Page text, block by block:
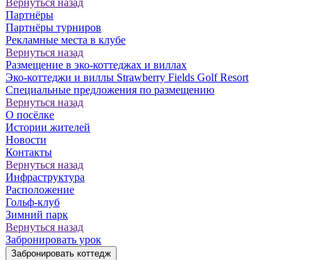
Вернуться назад
Партнёры
Партнёры турниров
Рекламные места в клубе
Вернуться назад
Размещение в эко-коттеджах и виллах
Эко-коттеджи и виллы Strawberry Fields Golf Resort
Специальные предложения по размещению
Вернуться назад
О посёлке
Истории жителей
Новости
Контакты
Вернуться назад
Инфраструктура
Расположение
Гольф-клуб
Зимний парк
Вернуться назад
Забронировать урок
Забронировать коттедж